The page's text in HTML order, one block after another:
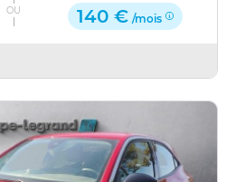
OU 140 € /mois